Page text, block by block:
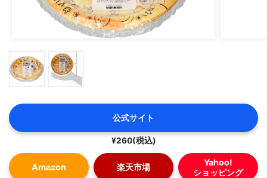
公式サイト
¥260(税込)
Amazon 楽天市場
Yahoo!
ショッピング